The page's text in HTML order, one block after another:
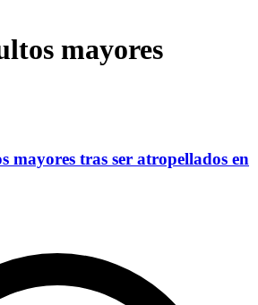
mayores
mayores tras ser atropellados en